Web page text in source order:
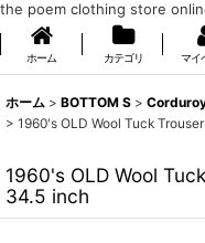
the poem clothing store
ホーム カテゴリ マイ
ホーム > BOTTOM S >
> 1960's OLD Wool Tuck
1960's OLD Wool
34.5 inch